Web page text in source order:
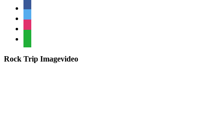
Rock Trip Imagevideo